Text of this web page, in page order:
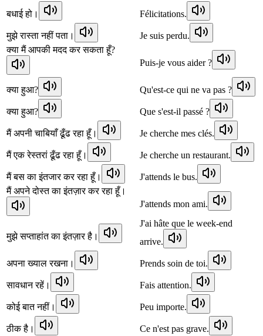
बधाई हो। Félicitations.
मुझे रास्ता नहीं पता।
Je suis perdu.
क्या मैं आपकी मदद कर सकता हूँ?
Puis-je vous aider ?
क्या हुआ? Qu'est-ce qui ne va pas ?
क्या हुआ? Que s'est-il passé ?
मैं अपनी चाबियाँ ढूँढ रहा हूँ। Je cherche mes clés.
मैं एक रेस्तरां ढूँढ रहा हूँ। Je cherche un restaurant.
मैं बस का इंतजार कर रहा हूँ।
J'attends le bus.
मैं अपने दोस्त का इंतज़ार कर रहा हूँ।
J'attends mon ami.
मुझे सप्ताहांत का इंतज़ार है।
J'ai hâte que le week-end
arrive.
अपना ख्याल रखना। Prends soin de toi.
सावधान रहें। Fais attention.
कोई बात नहीं। Peu importe.
ठीक है। Ce n'est pas grave.